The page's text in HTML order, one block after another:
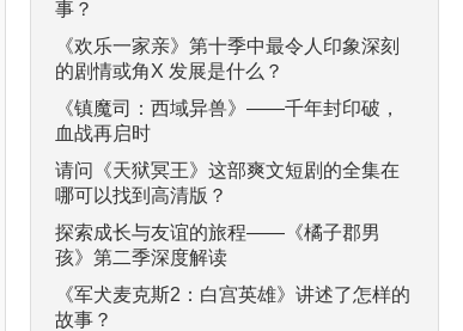
事？
《欢乐一家亲》第十季中最令人印象深刻
的剧情或角X 发展是什么？
《镇魔司：西域异兽》——千年封印破，
血战再启时
请问《天狱冥王》这部爽文短剧的全集在
哪可以找到高清版？
探索成长与友谊的旅程——《橘子郡男
孩》第二季深度解读
《军犬麦克斯2：白宫英雄》讲述了怎样的
故事？